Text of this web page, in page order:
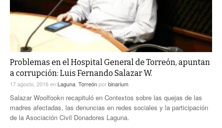
Problemas en el Hospital General de Torreón, apuntan
a corrupción: Luis Fernando Salazar W.
17 agosto, 2016en Laguna, Torreónporbinarium
Salazar Woolfookn recapituló en Contextos sobre las quejas de las
madres afectadas, las denuncias en redes sociales y la participación
de la Asociación Civil Donadores Laguna.